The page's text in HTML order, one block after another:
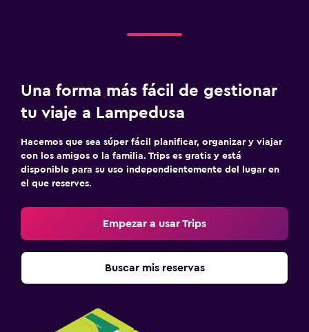
Una forma más fácil de gestionar
tu viaje a Lampedusa
Hacemos que sea súper fácil planificar, organizar y viajar
con los amigos o la familia. Trips es gratis y está
disponible para su uso independientemente del lugar en
el que reserves.
Empezar a usar Trips
Buscar mis reservas